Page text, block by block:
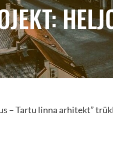
– Tartu linna arhitekt”